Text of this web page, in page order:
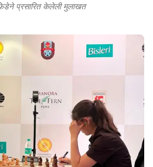
प्रसारित केलेली मुलाखत